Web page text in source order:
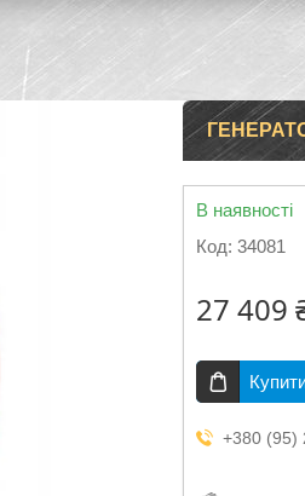
В наявності
Код: 34081
27 409
+380 (95)